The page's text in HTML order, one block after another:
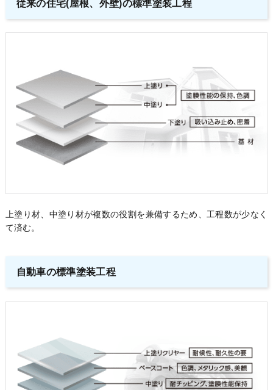
従来の住宅(屋根、外壁)の標準塗装工程
上塗り材、中塗り材が複数の役割を兼備するため、工程数が少なく
て済む。
自動車の標準塗装工程